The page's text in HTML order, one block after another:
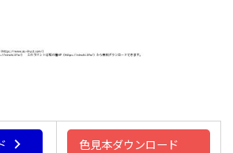
色見本ダウンロード